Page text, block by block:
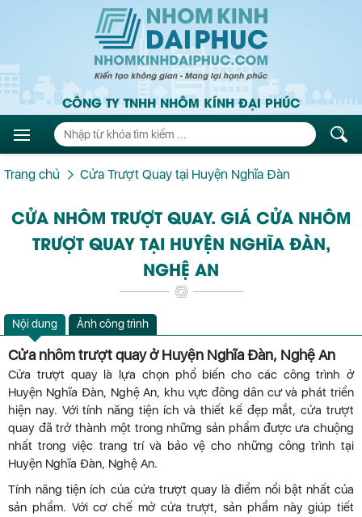
CÔNG TY TNHH NHÔM KÍNH ĐẠI PHÚC
Trang chủ Cửa Trượt Quay tại Huyện Nghĩa Đàn
CỬA NHÔM TRƯỢT QUAY. GIÁ CỬA NHÔM
TRƯỢT QUAY TẠI HUYỆN NGHĨA ĐÀN,
NGHỆ AN
Nội dung Ảnh công trình
Cửa nhôm trượt quay ở Huyện Nghĩa Đàn, Nghệ An
Cửa trượt quay là lựa chọn phổ biến cho các công trình ở
Huyện Nghĩa Đàn, Nghệ An, khu vực đông dân cư và phát triển
hiện nay. Với tính năng tiện ích và thiết kế đẹp mắt, cửa trượt
quay đã trở thành một trong những sản phẩm được ưa chuộng
nhất trong việc trang trí và bảo vệ cho những công trình tại
Huyện Nghĩa Đàn, Nghệ An.
Tính năng tiện ích của cửa trượt quay là điểm nổi bật nhất của
sản phẩm. Với cơ chế mở cửa trượt, sản phẩm này giúp tiết